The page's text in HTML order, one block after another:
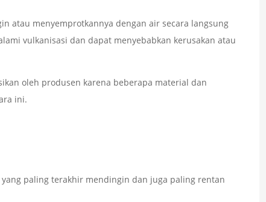
atau menyemprotkannya dengan air secara langsung
vulkanisasi dan dapat menyebabkan kerusakan atau
oleh produsen karena beberapa material dan
ini.
paling terakhir mendingin dan juga paling rentan